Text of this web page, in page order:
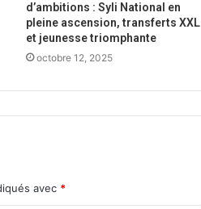
d’ambitions : Syli National en
pleine ascension, transferts XXL
et jeunesse triomphante
octobre 12, 2025
avec *